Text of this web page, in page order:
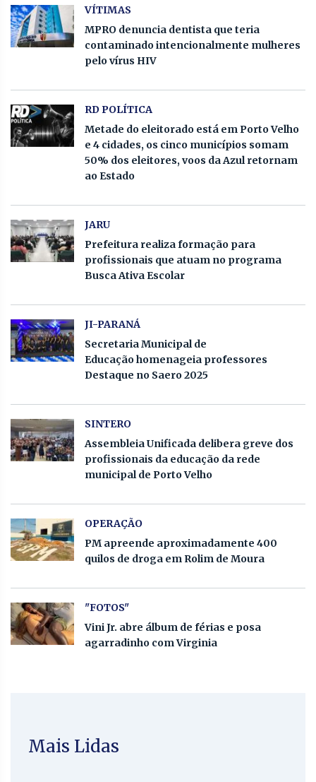
VÍTIMAS
MPRO denuncia dentista que teria
contaminado intencionalmente mulheres
pelo vírus HIV
RD POLÍTICA
Metade do eleitorado está em Porto Velho
e 4 cidades, os cinco municípios somam
50% dos eleitores, voos da Azul retornam
ao Estado
JARU
Prefeitura realiza formação para
profissionais que atuam no programa
Busca Ativa Escolar
JI-PARANÁ
Secretaria Municipal de
Educação homenageia professores
Destaque no Saero 2025
SINTERO
Assembleia Unificada delibera greve dos
profissionais da educação da rede
municipal de Porto Velho
OPERAÇÃO
PM apreende aproximadamente 400
quilos de droga em Rolim de Moura
"FOTOS"
Vini Jr. abre álbum de férias e posa
agarradinho com Virginia
Mais Lidas